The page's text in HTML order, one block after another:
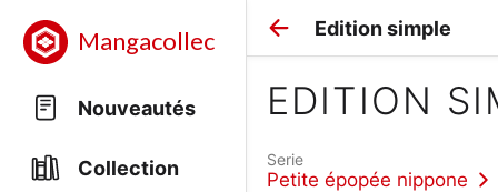
Mangacollec
Nouveautés
Collection
Edition simple
EDITION
Serie
Petite épopée nippone